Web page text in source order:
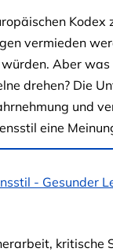
vermieden
Aber
drehen? Die
und
eine
- Gesunder
kritische